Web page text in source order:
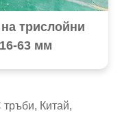
трислойни
63 мм
Китай,